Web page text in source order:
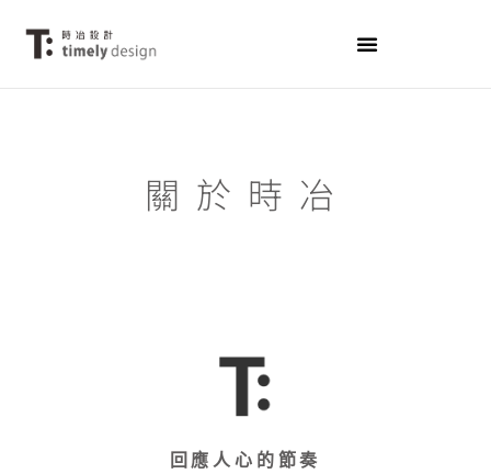
關 於 時 冶
回應人心的節奏